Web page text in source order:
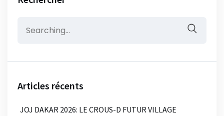
for:
Articles récents
JOJ DAKAR 2026: LE CROUS-D FUTUR VILLAGE